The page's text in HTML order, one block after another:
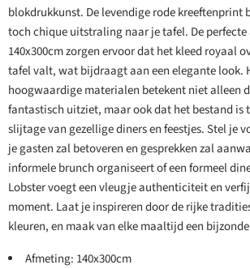
blokdrukkunst. De levendige rode kreeftenprint
toch chique uitstraling naar je tafel. De
140x300cm zorgen ervoor dat het kleed royaal
tafel valt, wat bijdraagt aan een elegante look.
hoogwaardige materialen betekent niet alleen
fantastisch uitziet, maar ook dat het bestand is
slijtage van gezellige diners en feestjes. Stel je
je gasten zal betoveren en gesprekken zal
informele brunch organiseert of een formeel
Lobster voegt een vleugje authenticiteit en
moment. Laat je inspireren door de rijke
kleuren, en maak van elke maaltijd een
Afmeting: 140x300cm